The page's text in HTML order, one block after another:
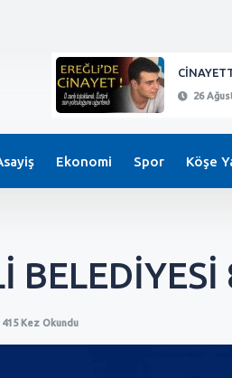
26
Ekonomi Spor Köşe
415 Kez Okundu